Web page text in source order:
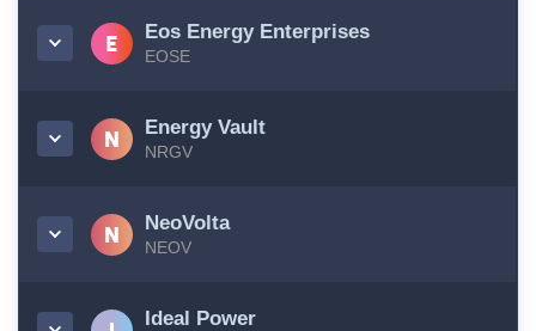
Eos Energy Enterprises
EOSE
Energy Vault
NRGV
NeoVolta
NEOV
Ideal Power